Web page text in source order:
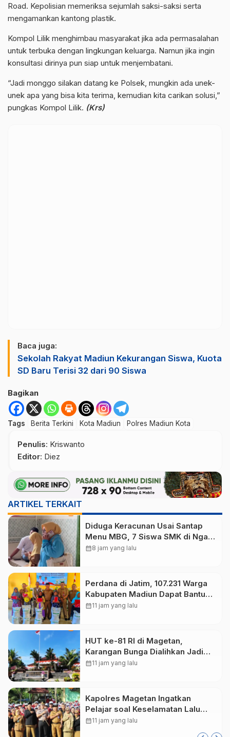
Road. Kepolisian memeriksa sejumlah saksi-saksi serta
mengamankan kantong plastik.
Kompol Lilik menghimbau masyarakat jika ada permasalahan
untuk terbuka dengan lingkungan keluarga. Namun jika ingin
konsultasi dirinya pun siap untuk menjembatani.
“Jadi monggo silakan datang ke Polsek, mungkin ada unek-
unek apa yang bisa kita terima, kemudian kita carikan solusi,”
pungkas Kompol Lilik. (Krs)
Baca juga:
Sekolah Rakyat Madiun Kekurangan Siswa, Kuota
SD Baru Terisi 32 dari 90 Siswa
Bagikan
Tags Berita Terkini Kota Madiun Polres Madiun Kota
Penulis: Kriswanto
Editor: Diez
ARTIKEL TERKAIT
Diduga Keracunan Usai Santap
Menu MBG, 7 Siswa SMK di Ngawi
Mengeluh Mual dan Muntah
calendar_month8 jam yang lalu
Perdana di Jatim, 107.231 Warga
Kabupaten Madiun Dapat Bantuan
Pangan Beras 30 Kg
calendar_month11 jam yang lalu
HUT ke-81 RI di Magetan,
Karangan Bunga Dialihkan Jadi
Bingkisan untuk Disabilitas dan
calendar_month11 jam yang lalu
Kapolres Magetan Ingatkan
Pelajar soal Keselamatan Lalu
Lintas dan Bahaya Judi Online
calendar_month11 jam yang lalu